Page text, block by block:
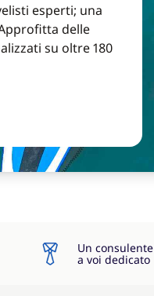
esperti; una
delle
su oltre 180
Un consulente
a voi dedicato